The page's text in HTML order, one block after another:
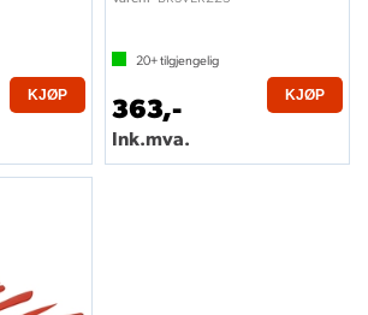
KJØP
20+tilgjengelig
363,-
Ink.mva.
KJØP